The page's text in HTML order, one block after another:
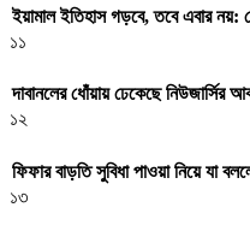
ইয়ামাল ইতিহাস গড়বে, তবে এবার নয়:
১১
দাবানলের ধোঁয়ায় ঢেকেছে নিউজার্সির
১২
ফিফার বাড়তি সুবিধা পাওয়া নিয়ে যা
১৩